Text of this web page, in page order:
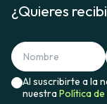
¿Quieres
Al suscribirte a la
nuestraPolítica